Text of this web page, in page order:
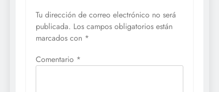
Tu dirección de correo electrónico no será
publicada. Los campos obligatorios están
marcados con *
Comentario *